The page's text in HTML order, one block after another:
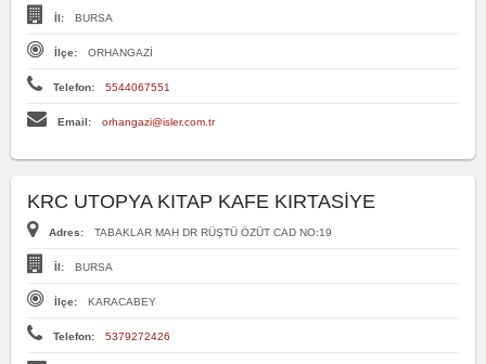
İl: BURSA
İlçe: ORHANGAZİ
Telefon: 5544067551
Email: orhangazi@isler.com.tr
KRC UTOPYA KITAP KAFE KIRTASİYE
Adres: TABAKLAR MAH DR RÜŞTÜ ÖZÜT CAD NO:19
İl: BURSA
İlçe: KARACABEY
Telefon: 5379272426